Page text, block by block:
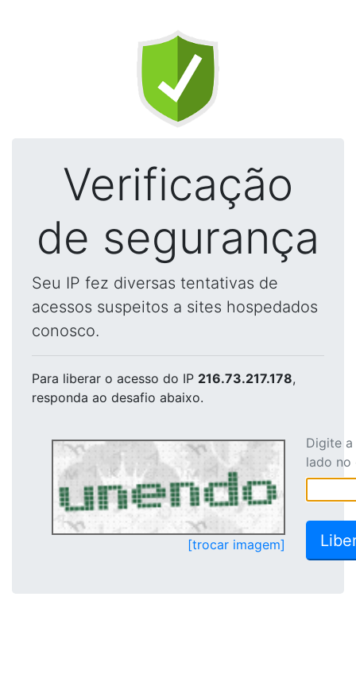
Verificação
de segurança
Seu IP fez diversas tentativas de
acessos suspeitos a sites hospedados
conosco.
Para liberar o acesso do IP 216.73.217.178,
responda ao desafio abaixo.
[trocar imagem]
Digite
lado no